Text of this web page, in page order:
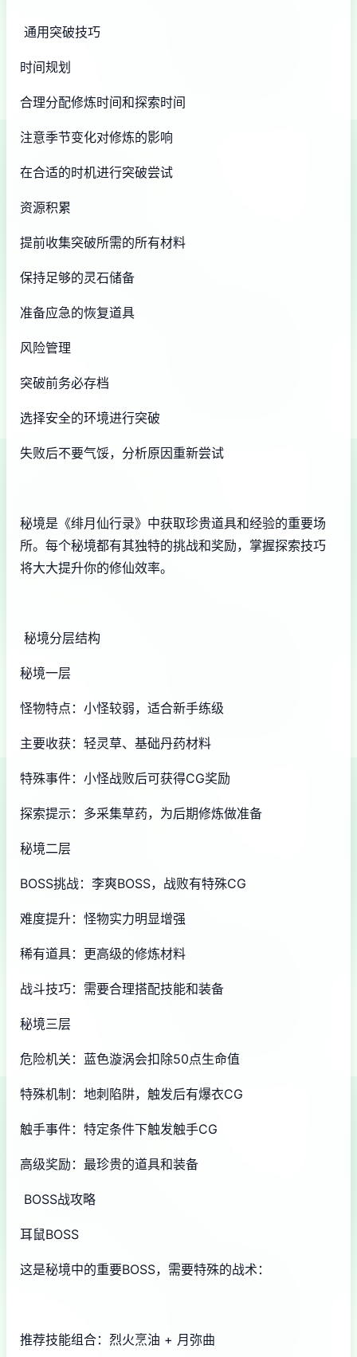
通用突破技巧
时间规划
合理分配修炼时间和探索时间
注意季节变化对修炼的影响
在合适的时机进行突破尝试
资源积累
提前收集突破所需的所有材料
保持足够的灵石储备
准备应急的恢复道具
风险管理
突破前务必存档
选择安全的环境进行突破
失败后不要气馁，分析原因重新尝试
秘境是《绯月仙行录》中获取珍贵道具和经验的重要场
所。每个秘境都有其独特的挑战和奖励，掌握探索技巧
将大大提升你的修仙效率。
秘境分层结构
秘境一层
怪物特点：小怪较弱，适合新手练级
主要收获：轻灵草、基础丹药材料
特殊事件：小怪战败后可获得CG奖励
探索提示：多采集草药，为后期修炼做准备
秘境二层
BOSS挑战：李爽BOSS，战败有特殊CG
难度提升：怪物实力明显增强
稀有道具：更高级的修炼材料
战斗技巧：需要合理搭配技能和装备
秘境三层
危险机关：蓝色漩涡会扣除50点生命值
特殊机制：地刺陷阱，触发后有爆衣CG
触手事件：特定条件下触发触手CG
高级奖励：最珍贵的道具和装备
BOSS战攻略
耳鼠BOSS
这是秘境中的重要BOSS，需要特殊的战术：
推荐技能组合：烈火烹油 + 月弥曲